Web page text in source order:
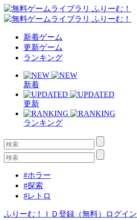
新着ゲーム
更新ゲーム
ランキング
新着
更新
ランキング
#ホラー
#探索
#レトロ
ふりーむ！ＩＤ登録（無料） ログイン